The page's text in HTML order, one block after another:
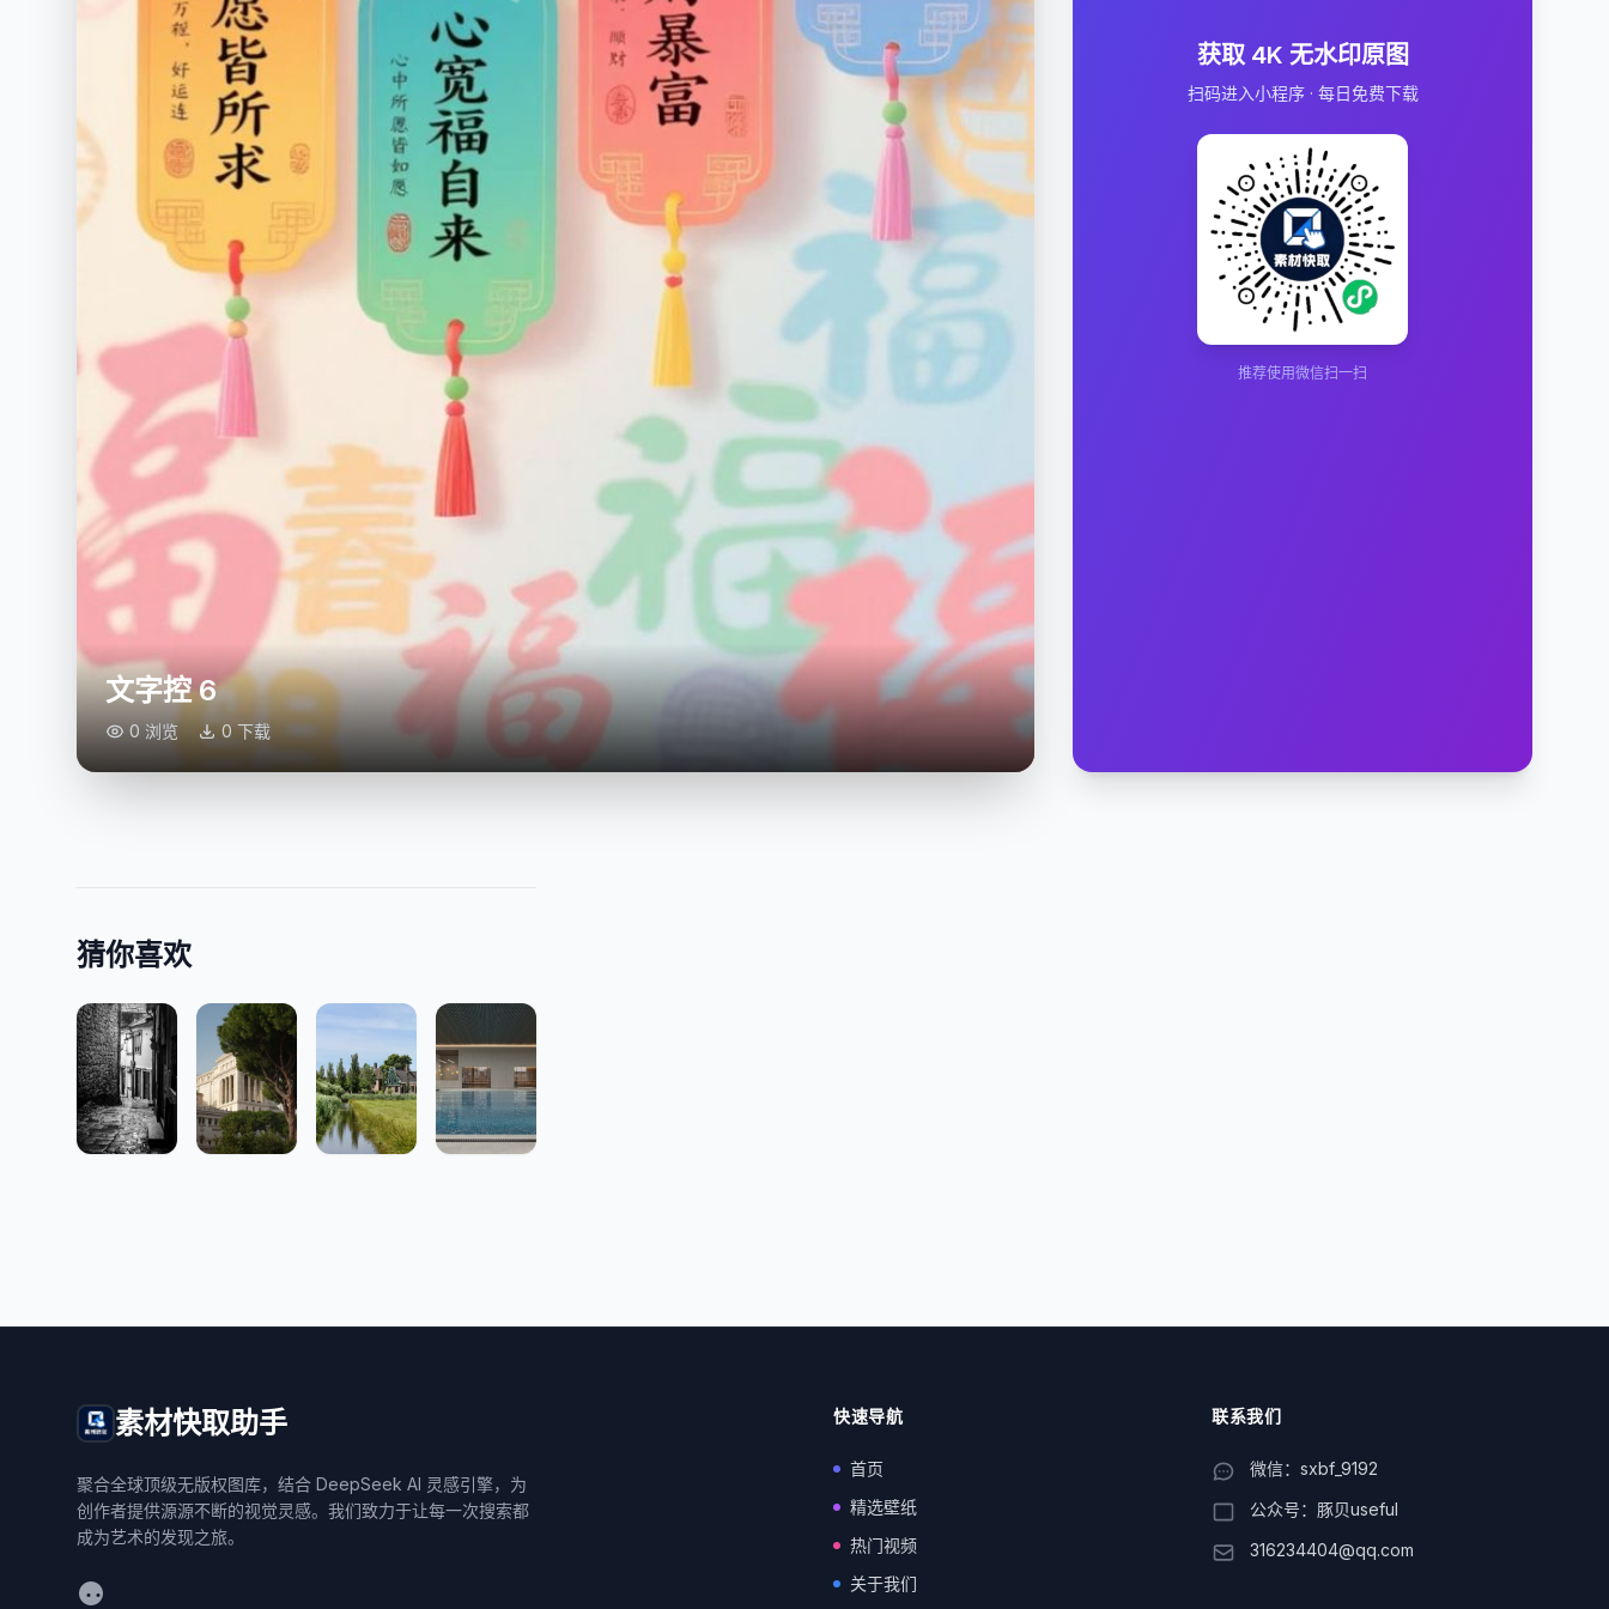
文字控 6
0 浏览 0 下载
获取 4K 无水印原图
扫码进入小程序 · 每日免费下载
推荐使用微信扫一扫
猜你喜欢
素材快取助手
聚合全球顶级无版权图库，结合 DeepSeek AI 灵感引擎，为
创作者提供源源不断的视觉灵感。我们致力于让每一次搜索都
成为艺术的发现之旅。
WeChat
快速导航
首页
精选壁纸
热门视频
关于我们
联系我们
微信：sxbf_9192
公众号：豚贝useful
316234404@qq.com